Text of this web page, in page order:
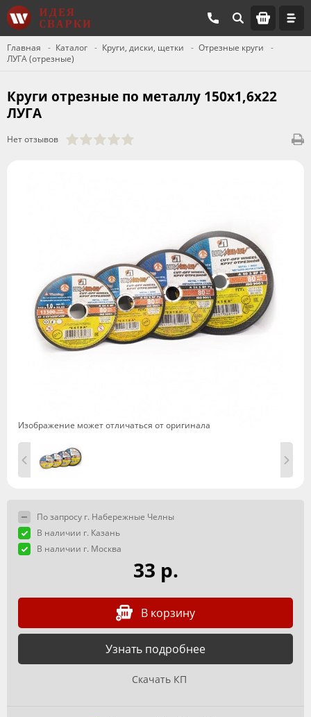
Главная Каталог Круги, диски, щетки
Отрезные круги
ЛУГА (отрезные)
Круги отрезные по металлу 150х1,6х22
ЛУГА
Нет отзывов
Изображение может отличаться от оригинала
По запросу г. Набережные Челны
В наличии г. Казань
В наличии г. Москва
33 р.
В корзину
Узнать подробнее
Скачать КП